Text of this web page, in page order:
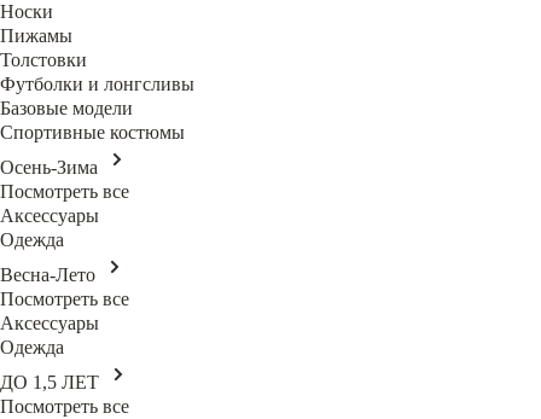
Носки
Пижамы
Толстовки
Футболки и лонгсливы
Базовые модели
Спортивные костюмы
Осень-Зима
Посмотреть все
Аксессуары
Одежда
Весна-Лето
Посмотреть все
Аксессуары
Одежда
ДО 1,5 ЛЕТ
Посмотреть все